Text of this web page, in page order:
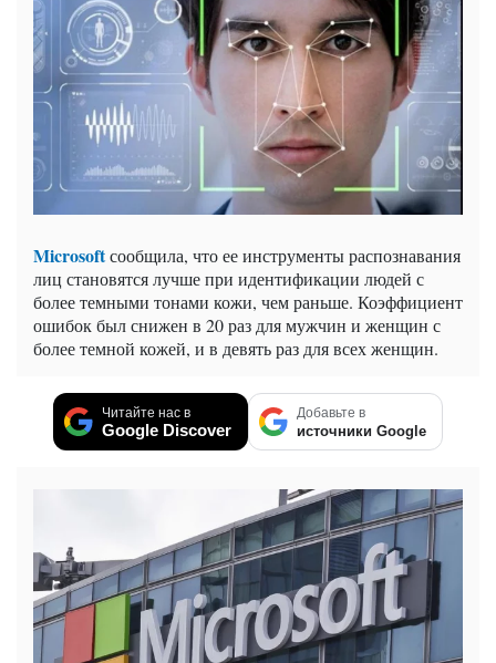
Microsoftсообщила, что ее инструменты распознавания
лиц становятся лучше при идентификации людей с
более темными тонами кожи, чем раньше. Коэффициент
ошибок был снижен в 20 раз для мужчин и женщин с
более темной кожей, и в девять раз для всех женщин.
Читайте нас в
Google Discover
Добавьте в
источники Google